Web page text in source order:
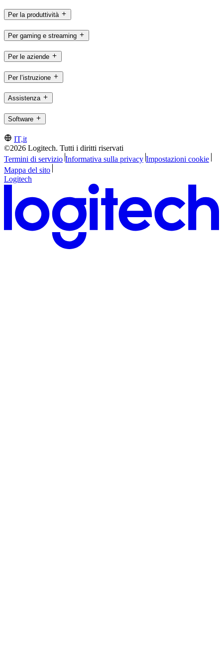
Per la produttività
Per gaming e streaming
Per le aziende
Per l’istruzione
Assistenza
Software
IT,it
©2026 Logitech. Tutti i diritti riservati
Termini di servizio Informativa sulla privacy Impostazioni cookie
Mappa del sito
Logitech